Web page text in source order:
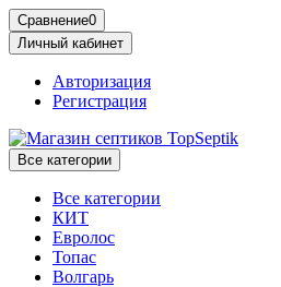
Сравнение0
Личный кабинет
Авторизация
Регистрация
Все категории
Все категории
КИТ
Евролос
Топас
Волгарь